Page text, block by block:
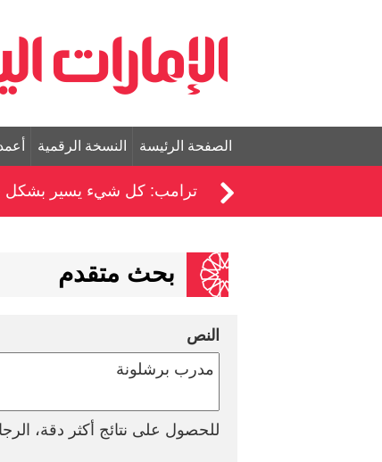
الصفحة الرئيسة النسخة الرقمية
ترامب: كل شيء يسير بشكل
بحث متقدم
النص
للحصول على نتائج أكثر دقة،